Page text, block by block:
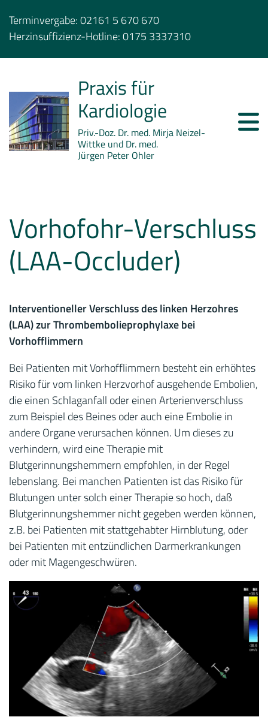
Terminvergabe:02161 5 670 670
Herzinsuffizienz-Hotline:0175 3337310
Praxis für
Kardiologie
Priv.-Doz. Dr. med. Mirja Neizel-
Wittke und Dr. med.
Jürgen Peter Ohler
Vorhofohr-Verschluss
(LAA-Occluder)
Interventioneller Verschluss des linken Herzohres
(LAA) zur Thrombembolieprophylaxe bei
Vorhofflimmern
Bei Patienten mit Vorhofflimmern besteht ein erhöhtes
Risiko für vom linken Herzvorhof ausgehende Embolien,
die einen Schlaganfall oder einen Arterienverschluss
zum Beispiel des Beines oder auch eine Embolie in
andere Organe verursachen können. Um dieses zu
verhindern, wird eine Therapie mit
Blutgerinnungshemmern empfohlen, in der Regel
lebenslang. Bei manchen Patienten ist das Risiko für
Blutungen unter solch einer Therapie so hoch, daß
Blutgerinnungshemmer nicht gegeben werden können,
z.B. bei Patienten mit stattgehabter Hirnblutung, oder
bei Patienten mit entzündlichen Darmerkrankungen
oder mit Magengeschwüren.